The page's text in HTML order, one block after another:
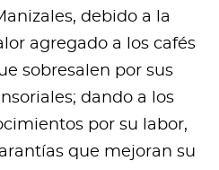
debido a la
agregado a los cafés
sobresalen por sus
dando a los
por su labor,
que mejoran su